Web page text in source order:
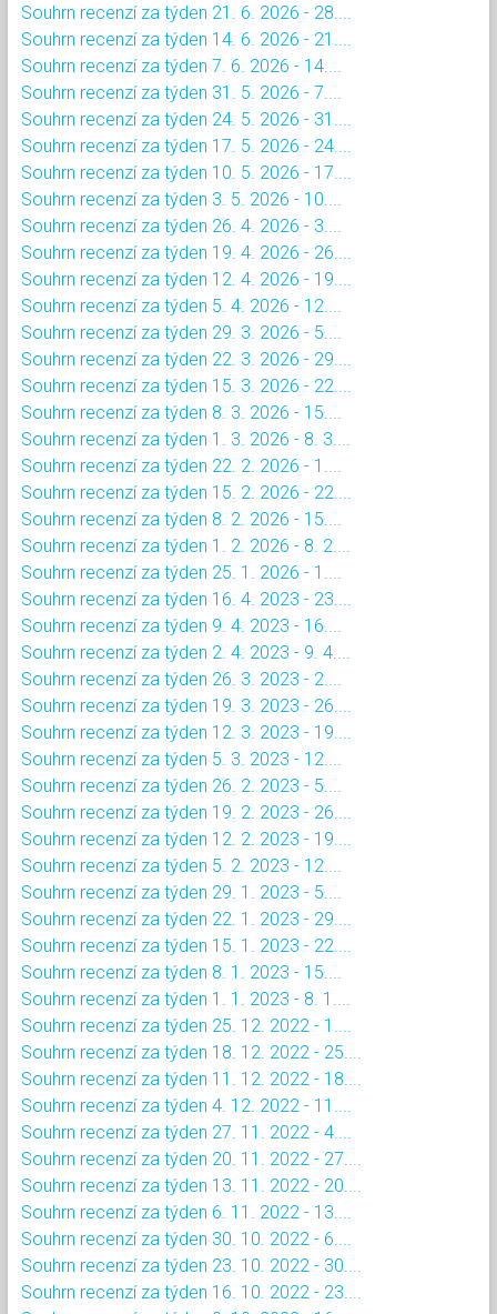
Souhrn recenzí za týden 21. 6. 2026 - 28....
Souhrn recenzí za týden 14. 6. 2026 - 21....
Souhrn recenzí za týden 7. 6. 2026 - 14....
Souhrn recenzí za týden 31. 5. 2026 - 7....
Souhrn recenzí za týden 24. 5. 2026 - 31....
Souhrn recenzí za týden 17. 5. 2026 - 24....
Souhrn recenzí za týden 10. 5. 2026 - 17....
Souhrn recenzí za týden 3. 5. 2026 - 10....
Souhrn recenzí za týden 26. 4. 2026 - 3....
Souhrn recenzí za týden 19. 4. 2026 - 26....
Souhrn recenzí za týden 12. 4. 2026 - 19....
Souhrn recenzí za týden 5. 4. 2026 - 12....
Souhrn recenzí za týden 29. 3. 2026 - 5....
Souhrn recenzí za týden 22. 3. 2026 - 29....
Souhrn recenzí za týden 15. 3. 2026 - 22....
Souhrn recenzí za týden 8. 3. 2026 - 15....
Souhrn recenzí za týden 1. 3. 2026 - 8. 3....
Souhrn recenzí za týden 22. 2. 2026 - 1....
Souhrn recenzí za týden 15. 2. 2026 - 22....
Souhrn recenzí za týden 8. 2. 2026 - 15....
Souhrn recenzí za týden 1. 2. 2026 - 8. 2....
Souhrn recenzí za týden 25. 1. 2026 - 1....
Souhrn recenzí za týden 16. 4. 2023 - 23....
Souhrn recenzí za týden 9. 4. 2023 - 16....
Souhrn recenzí za týden 2. 4. 2023 - 9. 4....
Souhrn recenzí za týden 26. 3. 2023 - 2....
Souhrn recenzí za týden 19. 3. 2023 - 26....
Souhrn recenzí za týden 12. 3. 2023 - 19....
Souhrn recenzí za týden 5. 3. 2023 - 12....
Souhrn recenzí za týden 26. 2. 2023 - 5....
Souhrn recenzí za týden 19. 2. 2023 - 26....
Souhrn recenzí za týden 12. 2. 2023 - 19....
Souhrn recenzí za týden 5. 2. 2023 - 12....
Souhrn recenzí za týden 29. 1. 2023 - 5....
Souhrn recenzí za týden 22. 1. 2023 - 29....
Souhrn recenzí za týden 15. 1. 2023 - 22....
Souhrn recenzí za týden 8. 1. 2023 - 15....
Souhrn recenzí za týden 1. 1. 2023 - 8. 1....
Souhrn recenzí za týden 25. 12. 2022 - 1....
Souhrn recenzí za týden 18. 12. 2022 - 25....
Souhrn recenzí za týden 11. 12. 2022 - 18....
Souhrn recenzí za týden 4. 12. 2022 - 11....
Souhrn recenzí za týden 27. 11. 2022 - 4....
Souhrn recenzí za týden 20. 11. 2022 - 27....
Souhrn recenzí za týden 13. 11. 2022 - 20....
Souhrn recenzí za týden 6. 11. 2022 - 13....
Souhrn recenzí za týden 30. 10. 2022 - 6....
Souhrn recenzí za týden 23. 10. 2022 - 30....
Souhrn recenzí za týden 16. 10. 2022 - 23....